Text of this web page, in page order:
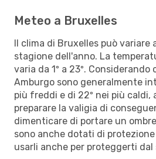
Meteo a Bruxelles
Il clima di Bruxelles può variare
stagione dell'anno. La
varia da 1º a 23º.
Amburgo sono generalmente
più freddi e di 22º nei più caldi,
preparare la valigia di
dimenticare di portare un
sono anche dotati di
usarli anche per proteggerti dal